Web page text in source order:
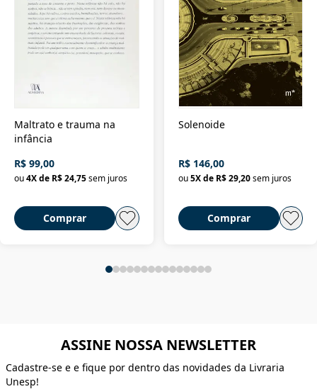
Maltrato e trauma na
infância
R$ 99,00
ou4X de R$ 24,75sem juros
Comprar
Solenoide
R$ 146,00
ou 5X de R$ 29,20 sem juros
Comprar
ASSINE NOSSA NEWSLETTER
Cadastre-se e e fique por dentro das novidades da Livraria
Unesp!